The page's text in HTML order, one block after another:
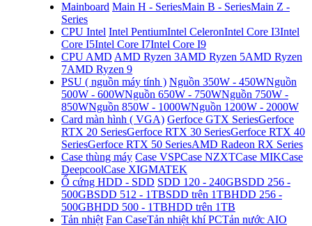
Mainboard Main H - SeriesMain B - SeriesMain Z -
Series
CPU Intel Intel PentiumIntel CeleronIntel Core I3Intel
Core I5Intel Core I7Intel Core I9
CPU AMD AMD Ryzen 3AMD Ryzen 5AMD Ryzen
7AMD Ryzen 9
PSU ( nguồn máy tính ) Nguồn 350W - 450WNguồn
500W - 600WNguồn 650W - 750WNguồn 750W -
850WNguồn 850W - 1000WNguồn 1200W - 2000W
Card màn hình ( VGA) Gerfoce GTX SeriesGerfoce
RTX 20 SeriesGerfoce RTX 30 SeriesGerfoce RTX 40
SeriesGerfoce RTX 50 SeriesAMD Radeon RX Series
Case thùng máy Case VSPCase NZXTCase MIKCase
DeepcoolCase XIGMATEK
Ổ cứng HDD - SDD SDD 120 - 240GBSDD 256 -
500GBSDD 512 - 1TBSDD trên 1TBHDD 256 -
500GBHDD 500 - 1TBHDD trên 1TB
Tản nhiệt Fan CaseTản nhiệt khí PCTản nước AIO